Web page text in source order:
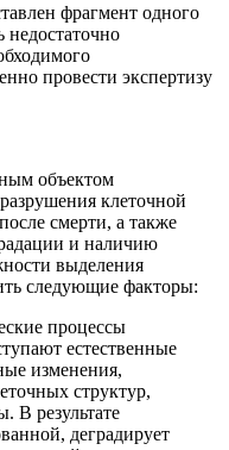
фрагмент одного
недостаточно
провести экспертизу
объектом
клеточной
смерти, а также
и наличию
выделения
следующие факторы:
процессы
естественные
изменения,
структур,
В результате
деградирует